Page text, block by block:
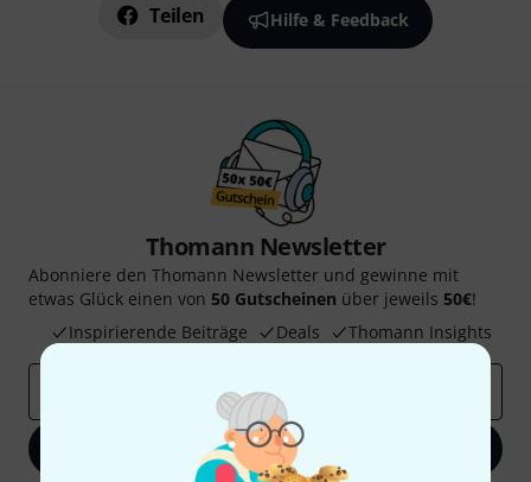
Teilen Hilfe & Feedback
Thomann Newsletter
Abonniere den Thomann Newsletter und gewinne mit
etwas Glück einen von 50 Gutscheinen über jeweils 50€!
Inspirierende Beiträge
Deals Thomann Insights
Jetzt anmelden